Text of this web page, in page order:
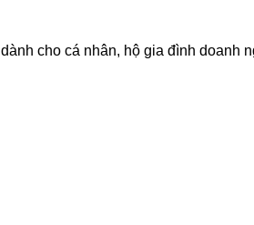
dành cho cá nhân, hộ gia đình doanh